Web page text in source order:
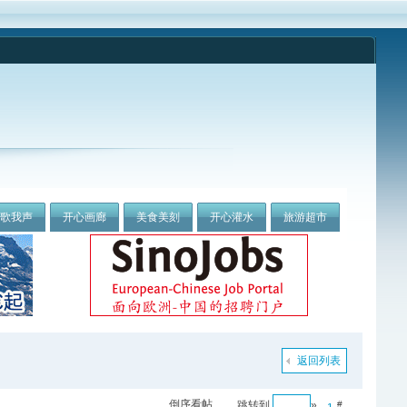
我声 开心画廊 美食美刻 开心灌水 旅游超市
返回列表
#
倒序看帖